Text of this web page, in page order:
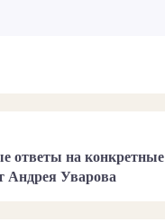
ответы на конкретные
Андрея Уварова